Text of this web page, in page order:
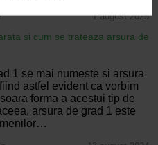
1 august 2025
si cum se trateaza arsura de
1 se mai numeste si arsura
astfel evident ca vorbim
forma a acestui tip de
arsura de grad 1 este